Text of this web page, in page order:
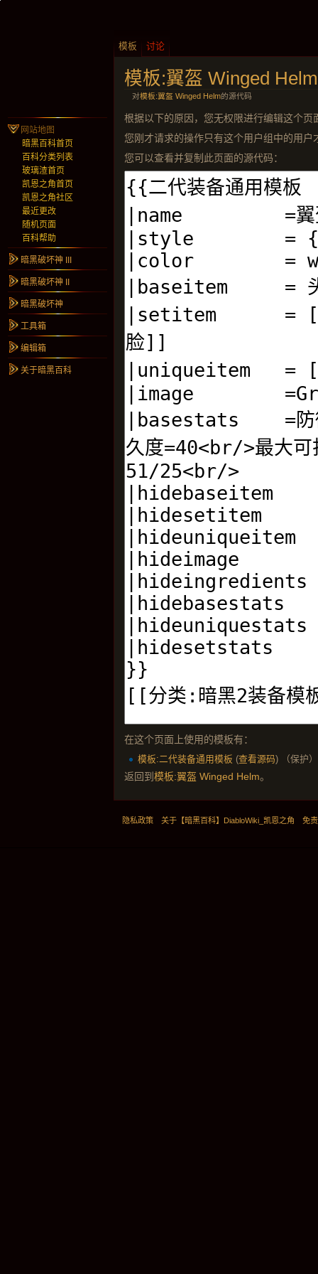
模板:翼盔 Winged Helm
对模板:翼盔 Winged Helm的源代码
根据以下的原因，您无权限进行编辑这个页
您刚才请求的操作只有这个用户组中的用户
您可以查看并复制此页面的源代码：
在这个页面上使用的模板有：
模板:二代装备通用模板 (查看源码) （保护）
返回到 模板:翼盔 Winged Helm。
模板 讨论
网站地图
暗黑百科首页
百科分类列表
玻璃渣首页
凯恩之角首页
凯恩之角社区
最近更改
随机页面
百科帮助
暗黑破坏神 III
暗黑破坏神 II
暗黑破坏神
工具箱
编辑箱
关于暗黑百科
隐私政策 关于【暗黑百科】DiabloWiki_凯恩之角 免